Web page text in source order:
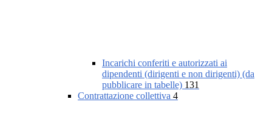
Incarichi conferiti e autorizzati ai
dipendenti (dirigenti e non dirigenti) (da
pubblicare in tabelle) 131
Contrattazione collettiva 4